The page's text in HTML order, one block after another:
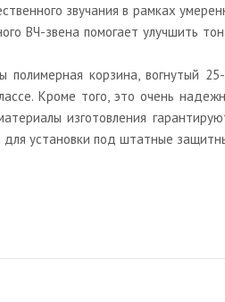
звучания в рамках
ВЧ-звена помогает улучшить
корзина, вогнутый
Кроме того, это очень
изготовления
для установки под штатные